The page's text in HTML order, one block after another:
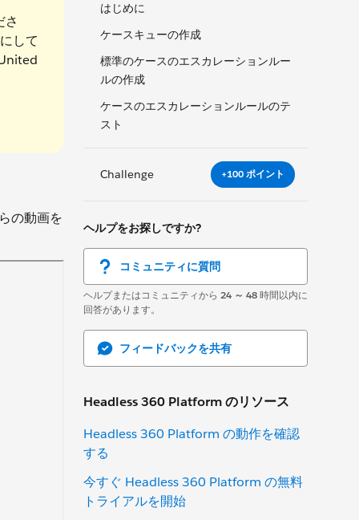
はじめに
ケースキューの作成
標準のケースのエスカレーションルー
ルの作成
ケースのエスカレーションルールのテ
スト
Challenge +100 ポイント
ヘルプをお探しですか?
コミュニティに質問
ヘルプまたはコミュニティから 24 ～ 48時間以内に
回答があります。
フィードバックを共有
Headless 360 Platform のリソース
Headless 360 Platform の動作を確認
する
今すぐ Headless 360 Platform の無料
トライアルを開始
さ
して
の動画を